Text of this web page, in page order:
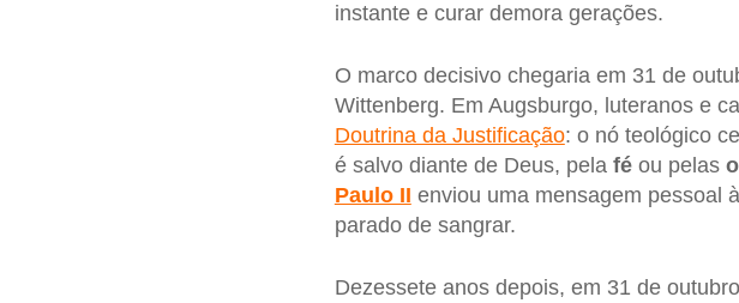
instante e curar demora gerações.
O marco decisivo chegaria em 31 de
Wittenberg. Em Augsburgo, luteranos e
Doutrina da Justificação: o nó teológico
é salvo diante de Deus, pela féou pelas
Paulo II enviou uma mensagem pessoal
parado de sangrar.
Dezessete anos depois, em 31 de